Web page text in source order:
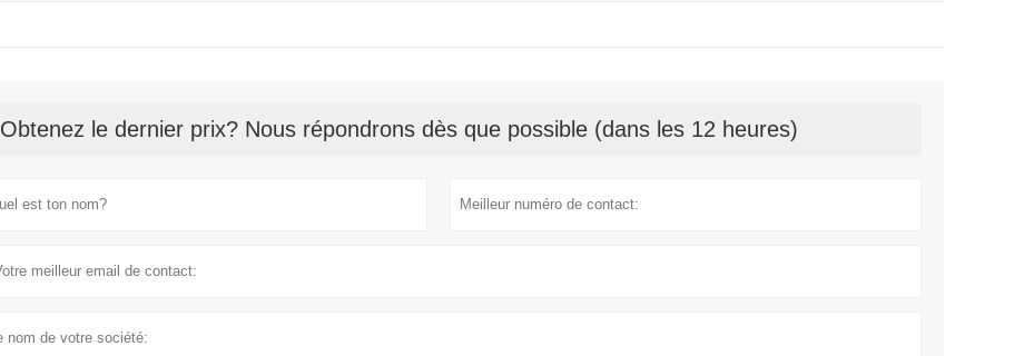
Obtenez le dernier prix? Nous répondrons dès que possible (dans les 12 heures)